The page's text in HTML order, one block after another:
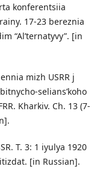
konferentsiia
17-23 bereznia
“Al’ternatyvy”. [in
mizh USRR j
selians’koho
Kharkiv. Ch. 13 (7-
T. 3: 1 iyulya 1920
[in Russian].